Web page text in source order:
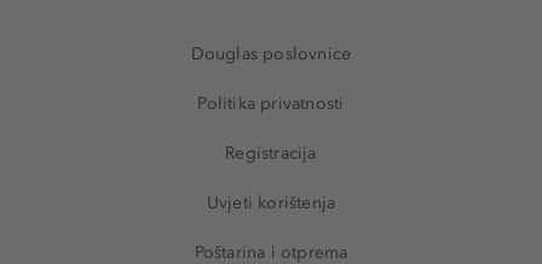
Douglas poslovnice
Politika privatnosti
Registracija
Uvjeti korištenja
Poštarina i otprema